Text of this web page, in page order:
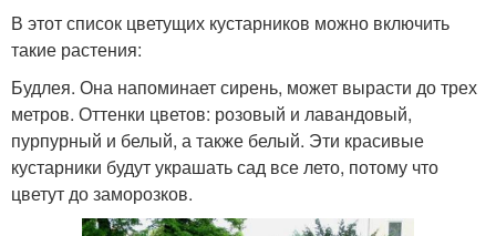
В этот список цветущих кустарников можно включить
такие растения:
Будлея. Она напоминает сирень, может вырасти до трех
метров. Оттенки цветов: розовый и лавандовый,
пурпурный и белый, а также белый. Эти красивые
кустарники будут украшать сад все лето, потому что
цветут до заморозков.